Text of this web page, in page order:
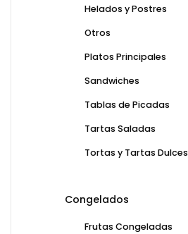
Helados y Postres
Otros
Platos Principales
Sandwiches
Tablas de Picadas
Tartas Saladas
Tortas y Tartas Dulces
Congelados
Frutas Congeladas